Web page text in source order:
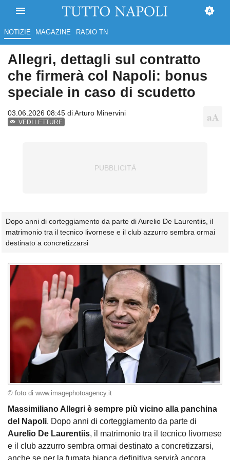
NOTIZIE MAGAZINE RADIO TN
Allegri, dettagli sul contratto
che firmerà col Napoli: bonus
speciale in caso di scudetto
03.06.2026 08:45 diArturo Minervini
VEDI LETTURE
Dopo anni di corteggiamento da parte di Aurelio De Laurentiis, il
matrimonio tra il tecnico livornese e il club azzurro sembra ormai
destinato a concretizzarsi
© foto di www.imagephotoagency.it
Massimiliano Allegri è sempre più vicino alla panchina
del Napoli. Dopo anni di corteggiamento da parte di
Aurelio De Laurentiis, il matrimonio tra il tecnico livornese
e il club azzurro sembra ormai destinato a concretizzarsi,